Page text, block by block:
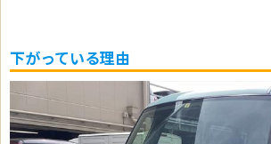
下がっている理由